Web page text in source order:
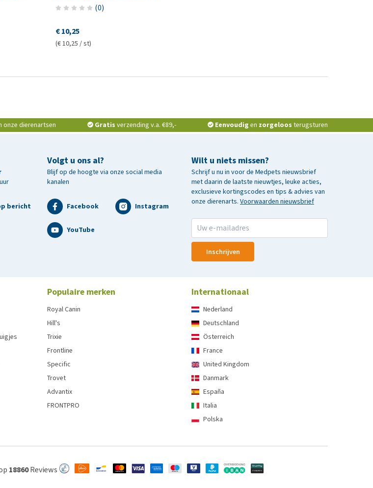
(0)
€ 10,25
(€ 10,25 / st)
onze dierenartsen Gratis verzending v.a. €89,- Eenvoudig en zorgeloos terugsturen
bericht
Wilt u niets missen?
Schrijf u nu in voor de Medpets nieuwsbrief
met daarin de laatste nieuwtjes, leuke acties,
exclusieve kortingscodes en tips & advies van
onze dierenarts. Voorwaarden nieuwsbrief
Inschrijven
Volgt u ons al?
Blijf op de hoogte via onze social media
kanalen
Facebook Instagram
YouTube
Populaire merken
Royal Canin
Hill's
Trixie
Frontline
Specific
Trovet
Advantix
FRONTPRO
Internationaal
Nederland
Deutschland
Österreich
France
United Kingdom
Danmark
España
Italia
Polska
18860 Reviews